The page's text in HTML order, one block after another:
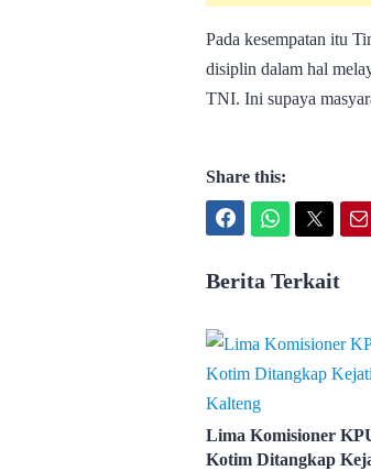
Pada kesempatan itu
disiplin dalam hal
TNI. Ini supaya
Share this:
Berita Terkait
Lima Komisioner
Kotim Ditangkap